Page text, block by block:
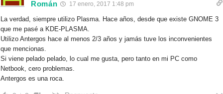
Román 17 enero, 2017 1:48 pm
La verdad, siempre utilizo Plasma. Hace años, desde que existe GNOME 3
que me pasé a KDE-PLASMA.
Utilizo Antergos hace al menos 2/3 años y jamás tuve los inconvenientes
que mencionas.
Si viene pelado pelado, lo cual me gusta, pero tanto en mi PC como
Netbook, cero problemas.
Antergos es una roca.